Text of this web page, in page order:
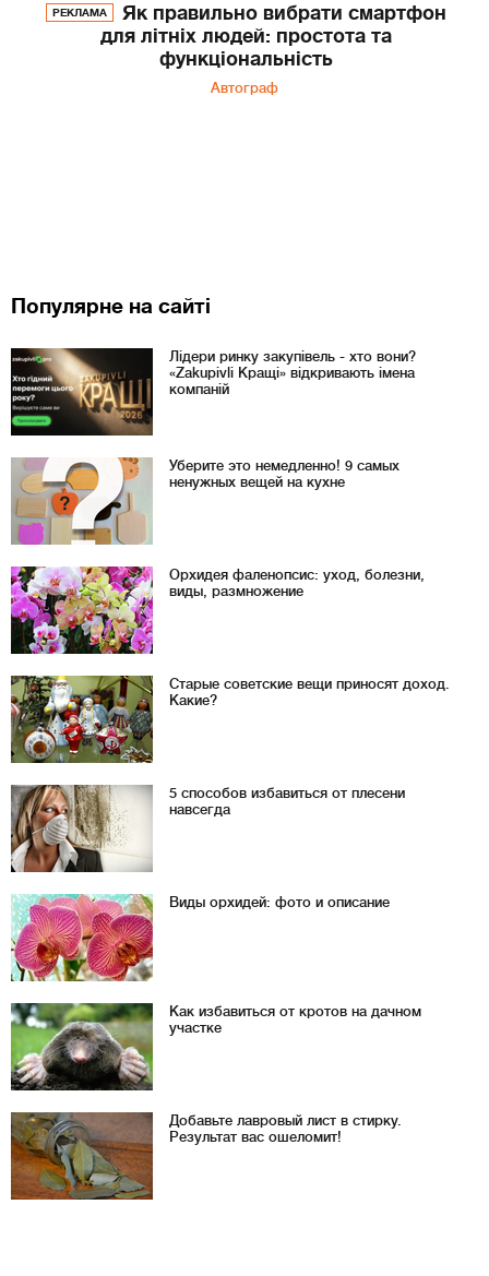
РЕКЛАМА
Як правильно вибрати смартфон
для літніх людей: простота та
функціональність
Автограф
Популярне на сайті
Лідери ринку закупівель - хто вони?
«Zakupivli Кращі» відкривають імена
компаній
Уберите это немедленно! 9 самых
ненужных вещей на кухне
Орхидея фаленопсис: уход, болезни,
виды, размножение
Старые советские вещи приносят доход.
Какие?
5 способов избавиться от плесени
навсегда
Виды орхидей: фото и описание
Как избавиться от кротов на дачном
участке
Добавьте лавровый лист в стирку.
Результат вас ошеломит!